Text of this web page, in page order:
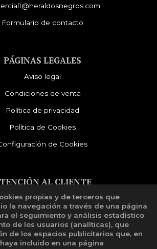
Formulario de contacto
PÁGINAS LEGALES
Aviso legal
Condiciones de venta
Política de privacidad
Política de Cookies
de Cookies
AL CLIENTE
Quiénes somos
Libro de reclamaciones
propias y de terceros que
la navegación a través de una página
el seguimiento y análisis estadístico
de los usuarios (analíticas), que
de los espacios publicitarios que, en
incluido en una página